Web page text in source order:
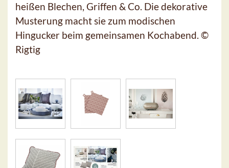
heißen Blechen, Griffen & Co. Die dekorative
Musterung macht sie zum modischen
Hingucker beim gemeinsamen Kochabend. ©
Rigtig